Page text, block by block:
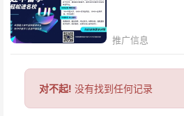
推广信息
对不起! 没有找到任何记录